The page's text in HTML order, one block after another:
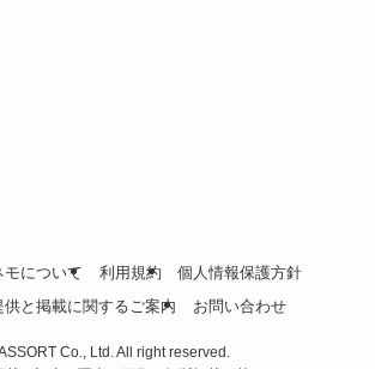
モについて 利用規約
個人情報保護方針
供と掲載に関するご案内
お問い合わせ
Co., Ltd. All right reserved.